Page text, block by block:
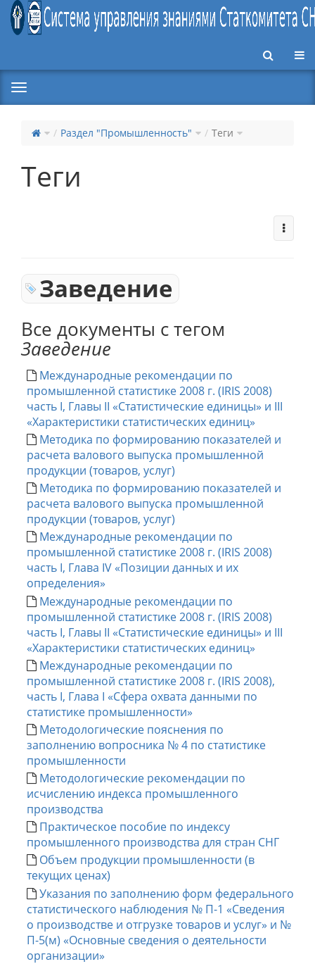
Раздел "Промышленность" Теги
Теги
Заведение
Все документы с тегом
Заведение
Международные рекомендации по
промышленной статистике 2008 г. (IRIS 2008)
часть I, Главы II «Статистические единицы» и III
«Характеристики статистических единиц»
Методика по формированию показателей и
расчета валового выпуска промышленной
продукции (товаров, услуг)
Методика по формированию показателей и
расчета валового выпуска промышленной
продукции (товаров, услуг)
Международные рекомендации по
промышленной статистике 2008 г. (IRIS 2008)
часть I, Глава IV «Позиции данных и их
определения»
Международные рекомендации по
промышленной статистике 2008 г. (IRIS 2008)
часть I, Главы II «Статистические единицы» и III
«Характеристики статистических единиц»
Международные рекомендации по
промышленной статистике 2008 г. (IRIS 2008),
часть I, Глава I «Сфера охвата данными по
статистике промышленности»
Методологические пояснения по
заполнению вопросника № 4 по статистике
промышленности
Методологические рекомендации по
исчислению индекса промышленного
производства
Практичeское пособие по индексу
промышленного производства для стран СНГ
Объем продукции промышленности (в
текущих ценах)
Указания по заполнению форм федерального
статистического наблюдения № П-1 «Сведения
о производстве и отгрузке товаров и услуг» и №
П-5(м) «Основные сведения о деятельности
организации»